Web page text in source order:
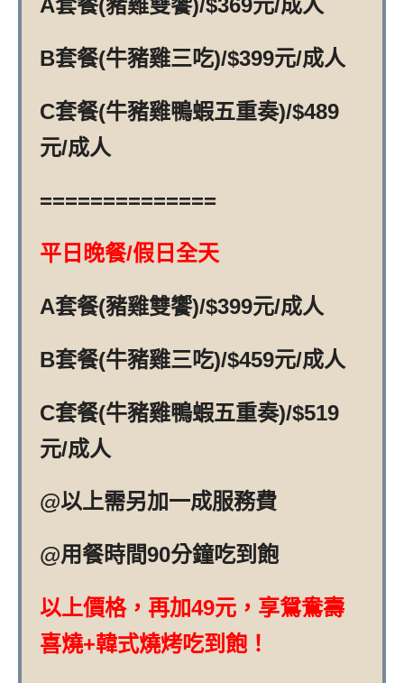
A套餐(豬雞雙饗)/$369元/成人
B套餐(牛豬雞三吃)/$399元/成人
C套餐(牛豬雞鴨蝦五重奏)/$489
元/成人
==============
平日晚餐/假日全天
A套餐(豬雞雙饗)/$399元/成人
B套餐(牛豬雞三吃)/$459元/成人
C套餐(牛豬雞鴨蝦五重奏)/$519
元/成人
@以上需另加一成服務費
@用餐時間90分鐘吃到飽
以上價格，再加49元，享鴛鴦壽
喜燒+韓式燒烤吃到飽！